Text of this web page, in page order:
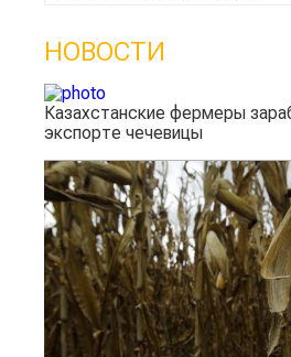
НОВОСТИ
Казахстанские фермеры
экспорте чечевицы